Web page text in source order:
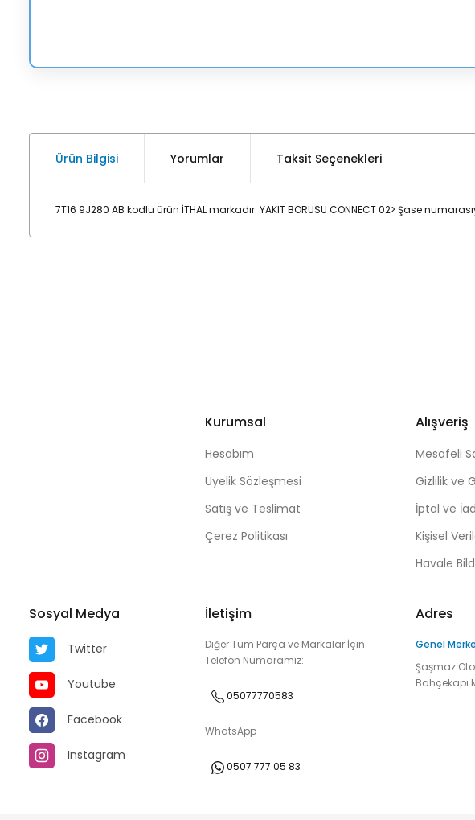
Ürün Bilgisi Yorumlar Taksit Seçenekleri
7T16 9J280 AB kodlu ürün İTHAL markadır. YAKIT BORUSU CONNECT 02> Şase
Kurumsal
Hesabım
Üyelik Sözleşmesi
Satış ve Teslimat
Çerez Politikası
Alışveriş
Mesafeli
Gizlilik ve
İptal ve
Kişisel
Havale
Sosyal Medya
Twitter
Youtube
Facebook
Instagram
İletişim
Diğer Tüm Parça ve Markalar İçin
Telefon Numaramız:
05077770583
WhatsApp
0507 777 05 83
Adres
Genel
Şaşmaz
Bahçekapı